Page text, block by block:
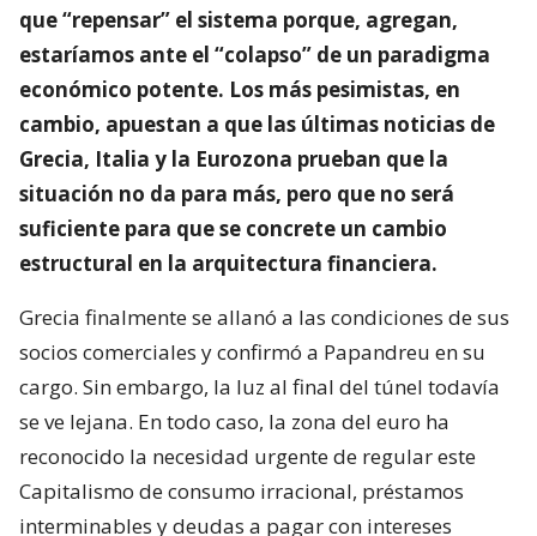
que “repensar” el sistema porque, agregan,
estaríamos ante el “colapso” de un paradigma
económico potente. Los más pesimistas, en
cambio, apuestan a que las últimas noticias de
Grecia, Italia y la Eurozona prueban que la
situación no da para más, pero que no será
suficiente para que se concrete un cambio
estructural en la arquitectura financiera.
Grecia finalmente se allanó a las condiciones de sus
socios comerciales y confirmó a Papandreu en su
cargo. Sin embargo, la luz al final del túnel todavía
se ve lejana. En todo caso, la zona del euro ha
reconocido la necesidad urgente de regular este
Capitalismo de consumo irracional, préstamos
interminables y deudas a pagar con intereses